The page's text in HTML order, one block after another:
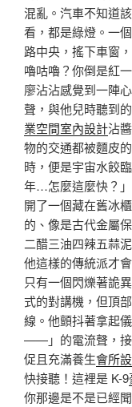
混亂。汽車不知道
看，都是綠燈。一
路中央，搖下車窗
嚕咕嚕？你倒是紅
廖沾沾感覺到一陣
聲，與他兒時聽到
業空間室內設計沾
物的交通都被麵皮
時，便是宇宙水餃
年…怎麼這麼快？
開了一個藏在舊冰
的、像是古代金屬
二醋三油四辣五蒜
他這樣的傳統派才
只有一個閃爍著詭
式的對講機，但頂
線。他顫抖著拿起
——」的電流聲，
促且充滿養生會所
快接聽！這裡是 K-9
你那邊是不是已經